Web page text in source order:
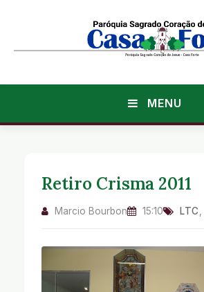
MENU
Retiro Crisma 2011
Marcio Bourbon 15:10 LTC